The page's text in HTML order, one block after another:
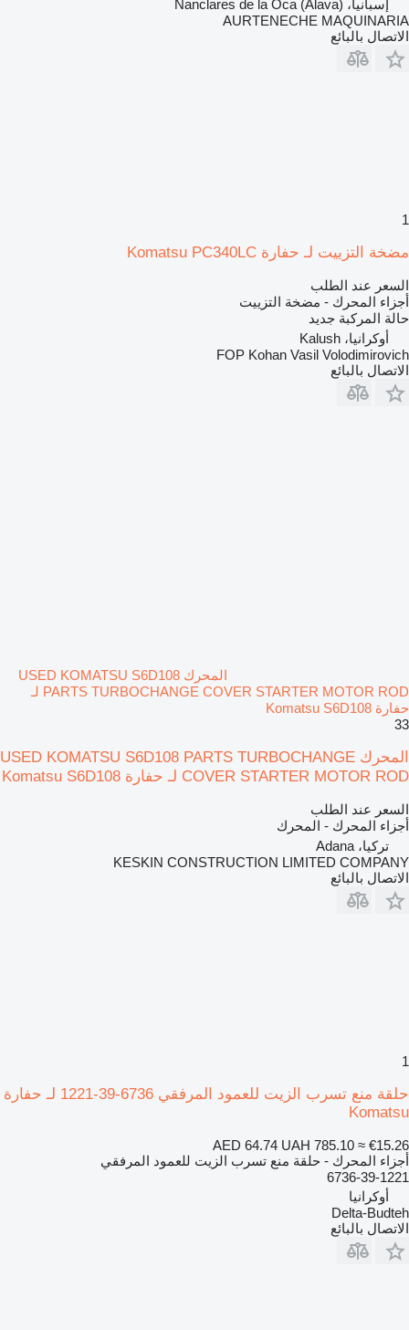
إسبانيا، Nanclares de la Oca (Alava)
AURTENECHE MAQUINARIA
الاتصال بالبائع
1
مضخة التزييت لـ حفارة Komatsu PC340LC
السعر عند الطلب
أجزاء المحرك - مضخة التزييت
حالة المركبة جديد
أوكرانيا، Kalush
FOP Kohan Vasil Volodimirovich
الاتصال بالبائع
المحرك USED KOMATSU S6D108
PARTS TURBOCHANGE COVER STARTER MOTOR ROD لـ
حفارة Komatsu S6D108
33
المحرك USED KOMATSU S6D108 PARTS TURBOCHANGE
COVER STARTER MOTOR ROD لـ حفارة Komatsu S6D108
السعر عند الطلب
أجزاء المحرك - المحرك
تركيا، Adana
KESKIN CONSTRUCTION LIMITED COMPANY
الاتصال بالبائع
1
حلقة منع تسرب الزيت للعمود المرفقي 6736-39-1221 لـ حفارة
Komatsu
AED 64.74 UAH 785.10 ≈ €15.26
أجزاء المحرك - حلقة منع تسرب الزيت للعمود المرفقي
6736-39-1221
أوكرانيا
Delta-Budteh
الاتصال بالبائع